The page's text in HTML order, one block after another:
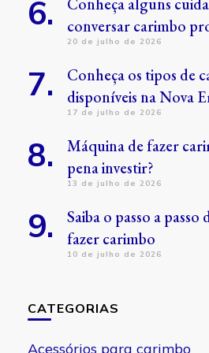
Conheça alguns
conversar carimbo
20 de julho de 2026
Conheça os tipos de
disponíveis na Nova
17 de julho de 2026
Máquina de fazer
pena investir?
13 de julho de 2026
Saiba o passo a passo
fazer carimbo
10 de julho de 2026
CATEGORIAS
Acessórios para carimbo